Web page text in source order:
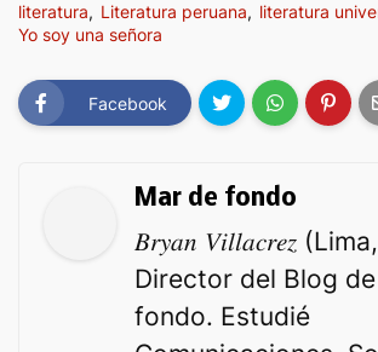
literatura
Literatura peruana literatura
Yo soy una señora
Facebook
Mar de fondo
𝐵𝑟𝑦𝑎𝑛 𝑉𝑖𝑙𝑙𝑎𝑐𝑟𝑒𝑧
Director del Blog
fondo. Estudié